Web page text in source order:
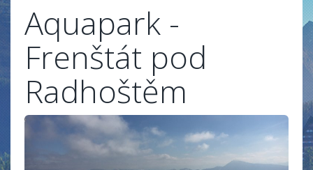
Aquapark -
Frenštát pod
Radhoštěm